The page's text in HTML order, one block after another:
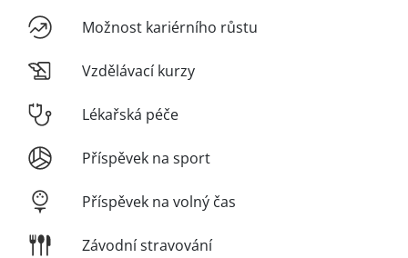
Možnost kariérního růstu
Vzdělávací kurzy
Lékařská péče
Příspěvek na sport
Příspěvek na volný čas
Závodní stravování